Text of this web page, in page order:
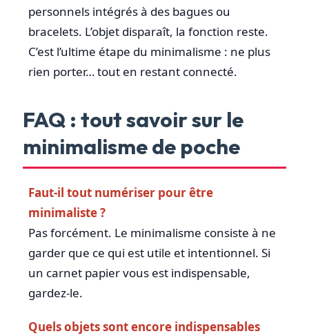
personnels intégrés à des bagues ou
bracelets. L’objet disparaît, la fonction reste.
C’est l’ultime étape du minimalisme : ne plus
rien porter… tout en restant connecté.
FAQ : tout savoir sur le
minimalisme de poche
Faut-il tout numériser pour être
minimaliste ?
Pas forcément. Le minimalisme consiste à ne
garder que ce qui est utile et intentionnel. Si
un carnet papier vous est indispensable,
gardez-le.
Quels objets sont encore indispensables